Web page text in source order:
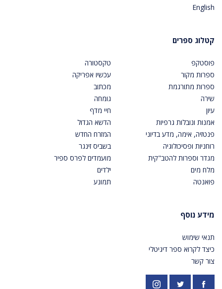
English
קטלוג ספרים
פוסטקפ
ספרות מקור
ספרות מתורגמת
שירה
עיון
אמנות ונובלות גרפיות
פנטזיה, אימה, מדע בדיוני
רוחניות ופסיכולוגיה
מגדר וספרות להטב"קית
מלח מים
פואנטה
טקסטורה
עכשיו אפריקה
מכתוב
גומחה
חיי מדף
הדשא הגדול
המזרח החדש
בשביס זינגר
מועמדים לפרס ספיר
ילדים
תמונע
מידע נוסף
תנאי שימוש
כיצד לקרוא ספר דיגיטלי
צור קשר
פייסבוק https://twitter.com/PardesPublish
אינסטגרם